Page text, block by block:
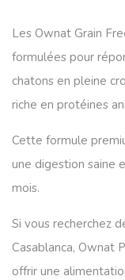
Les Ownat Grain
formulées pour
chatons en pleine
riche en protéines
Cette formule
une digestion saine
mois.
Si vous recherchez
Casablanca, Ownat
offrir une